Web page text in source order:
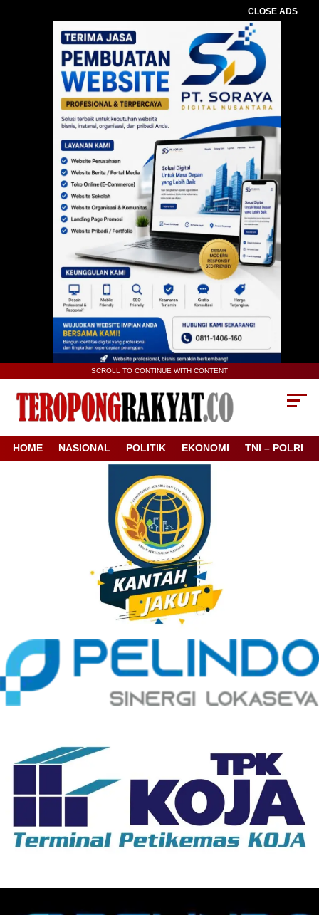
CLOSE ADS
SCROLL TO CONTINUE WITH CONTENT
HOME NASIONAL POLITIK EKONOMI TNI – POLRI